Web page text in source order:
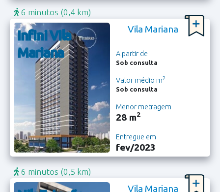
6 minutos (0,4 km)
Infini Vila
Mariana
Vila Mariana
A partir de
Sob consulta
Valor médio m2
Sob consulta
Menor metragem
28 m2
Entregue em
fev/2023
6 minutos (0,5 km)
Vila Mariana